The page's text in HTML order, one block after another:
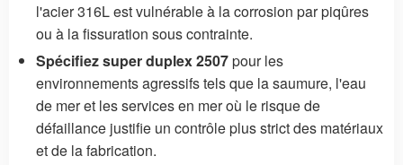
l'acier 316L est vulnérable à la corrosion par piqûres
ou à la fissuration sous contrainte.
Spécifiez super duplex 2507pour les
environnements agressifs tels que la saumure, l'eau
de mer et les services en mer où le risque de
défaillance justifie un contrôle plus strict des matériaux
et de la fabrication.